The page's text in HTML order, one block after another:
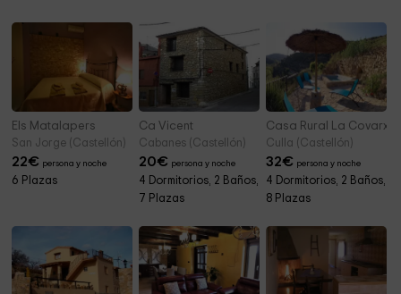
Els Matalapers
San Jorge (Castellón)
22€ persona y noche
6 Plazas
Ca Vicent
Cabanes (Castellón)
20€ persona y noche
4 Dormitorios, 2 Baños,
7 Plazas
Casa Rural La
Culla (Castellón)
32€ persona y noche
4 Dormitorios, 2 Baños,
8 Plazas